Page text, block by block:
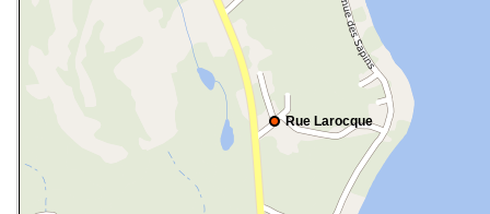
Rue Larocque